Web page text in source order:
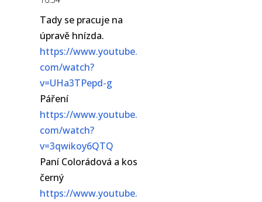
Tady se pracuje na
úpravě hnízda.
https://www.youtube.
com/watch?
v=UHa3TPepd-g
Páření
https://www.youtube.
com/watch?
v=3qwikoy6QTQ
Paní Colorádová a kos
černý
https://www.youtube.